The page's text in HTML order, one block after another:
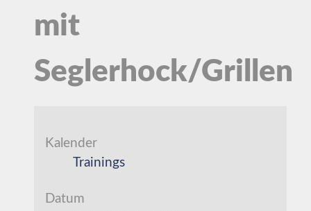
mit
Seglerhock/Grillen
Kalender
Trainings
Datum